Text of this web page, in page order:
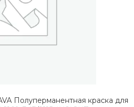
Полуперманентная краска для